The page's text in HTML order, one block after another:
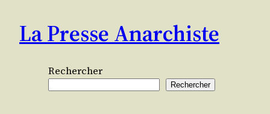
contenu
La Presse Anarchiste
Rechercher
Rechercher